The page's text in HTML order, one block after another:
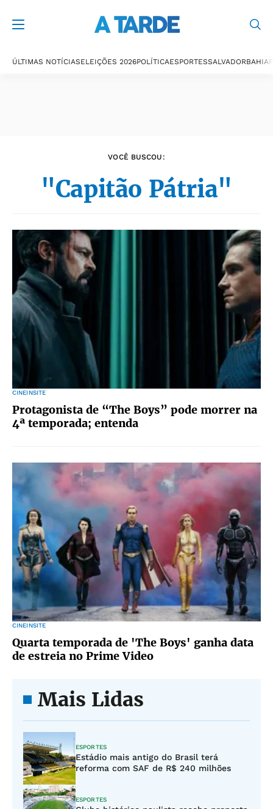
ÚLTIMAS NOTÍCIASELEIÇÕES 2026POLÍTICAESPORTESSALVADORBAHIA
VOCÊ BUSCOU:
"Capitão Pátria"
CINEINSITE
Protagonista de “The Boys” pode morrer na
4ª temporada; entenda
CINEINSITE
Quarta temporada de 'The Boys' ganha data
de estreia no Prime Video
Mais Lidas
ESPORTES
Estádio mais antigo do Brasil terá
reforma com SAF de R$ 240 milhões
ESPORTES